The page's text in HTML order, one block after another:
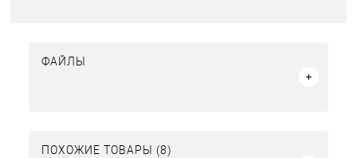
ФАЙЛЫ
ПОХОЖИЕ ТОВАРЫ (8)